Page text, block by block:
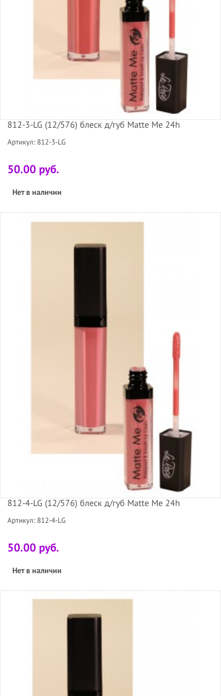
812-3-LG (12/576) блеск д/губ Matte Me 24h
Артикул: 812-3-LG
50.00 руб.
Нет в наличии
812-4-LG (12/576) блеск д/губ Matte Me 24h
Артикул: 812-4-LG
50.00 руб.
Нет в наличии